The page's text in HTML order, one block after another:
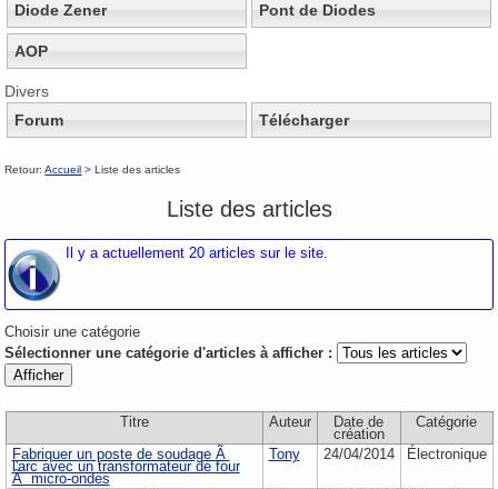
Diode Zener Pont de Diodes
AOP
Divers
Forum
Télécharger
Retour:Accueil > Liste des articles
Liste des articles
Il y a actuellement 20 articles sur le site.
Choisir une catégorie
Sélectionner une catégorie d'articles à afficher :
Titre Auteur Date de
création
Catégorie
Fabriquer un poste de soudage Ã
l'arc avec un transformateur de four
Ã micro-ondes
Tony 24/04/2014 Électronique